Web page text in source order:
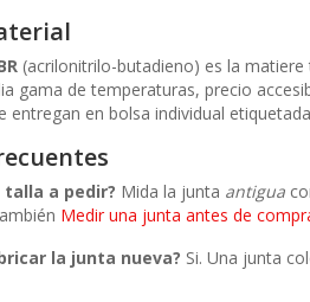
(acrilonitrilo-butadieno) es la
gama de temperaturas, precio
entregan en bolsa individual
talla a pedir? Mida la junta antigua
Medir una junta antes de
la junta nueva? Si. Una junta